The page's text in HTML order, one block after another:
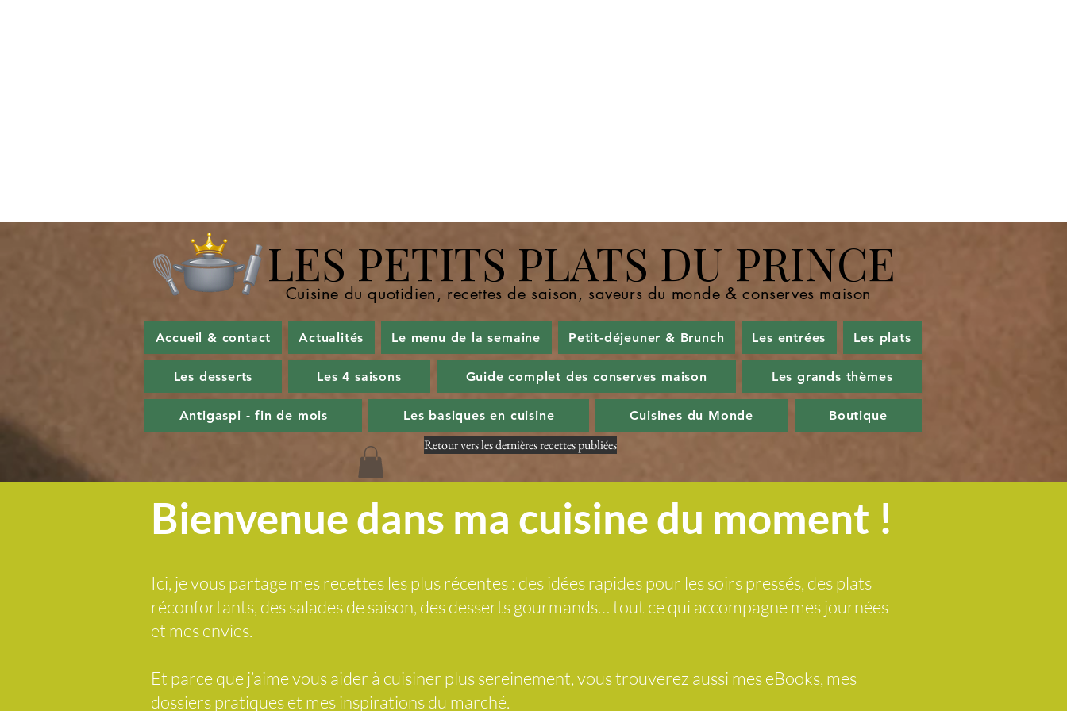
LES PETITS PLATS DU PRINCE
Cuisine du quotidien, recettes de saison, saveurs du monde & conserves maison
Accueil & contact Actualités Le menu de la semaine Petit-déjeuner & Brunch Les entrées Les plats
Les desserts Les 4 saisons Guide complet des conserves maison Les grands thèmes
Antigaspi - fin de mois Les basiques en cuisine Cuisines du Monde Boutique
Retour vers les dernières recettes publiées
Bienvenue dans ma cuisine du moment !
Ici, je vous partage mes recettes les plus récentes : des idées rapides pour les soirs pressés, des plats
réconfortants, des salades de saison, des desserts gourmands… tout ce qui accompagne mes journées
et mes envies.
Et parce que j’aime vous aider à cuisiner plus sereinement, vous trouverez aussi mes eBooks, mes
dossiers pratiques et mes inspirations du marché.